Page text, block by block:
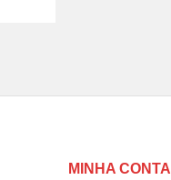
MINHA CONTA